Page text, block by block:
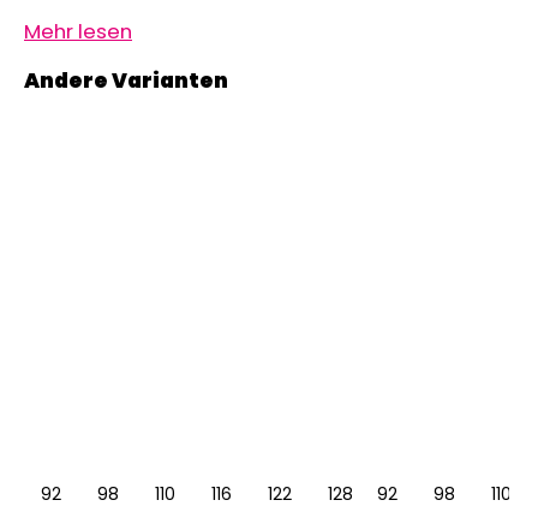
Mehr lesen
92 98 110 116 122 128 92 98
110